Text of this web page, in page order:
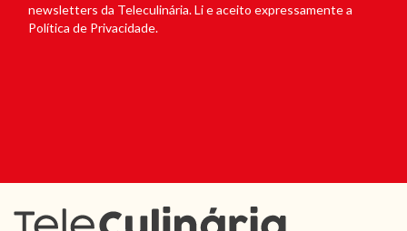
newsletters da Teleculinária. Li e aceito expressamente a
Política de Privacidade.